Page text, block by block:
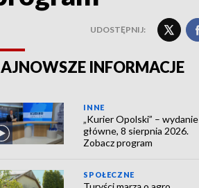
UDOSTĘPNIJ:
INFORMACJE
INNE
„Kurier Opolski” – wydanie
główne, 8 sierpnia 2026.
Zobacz program
SPOŁECZNE